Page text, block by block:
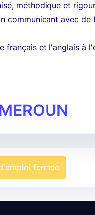
méthodique et
communicant avec de
français et l'anglais à
fermée